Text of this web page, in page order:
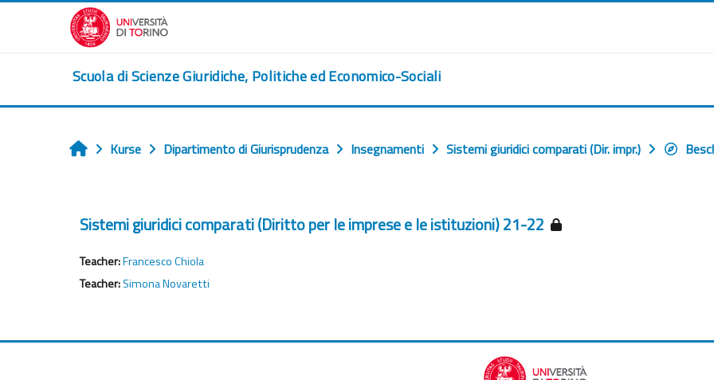
Zum Hauptinhalt
Scuola di Scienze Giuridiche, Politiche ed Economico-Sociali
Startseite
Kurse Dipartimento di Giurisprudenza Insegnamenti Sistemi giuridici comparati (Dir. impr.)
Sistemi giuridici comparati (Diritto per le imprese e le istituzioni) 21-22
Teacher:Francesco Chiola
Teacher:Simona Novaretti